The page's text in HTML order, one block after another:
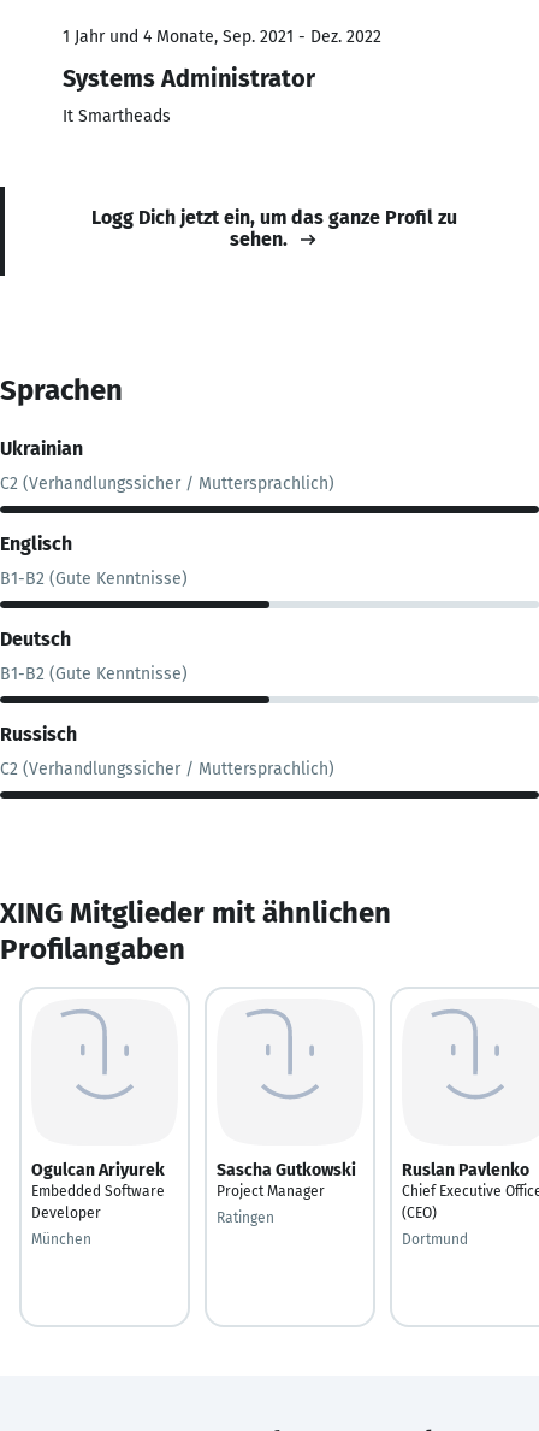
1 Jahr und 4 Monate, Sep. 2021 - Dez. 2022
Systems Administrator
It Smartheads
Logg Dich jetzt ein, um das ganze Profil zu
sehen.
Sprachen
Ukrainian
C2 (Verhandlungssicher / Muttersprachlich)
Englisch
B1-B2 (Gute Kenntnisse)
Deutsch
B1-B2 (Gute Kenntnisse)
Russisch
C2 (Verhandlungssicher / Muttersprachlich)
XING Mitglieder mit ähnlichen
Profilangaben
Ogulcan Ariyurek
Embedded Software
Developer
München
Sascha Gutkowski
Project Manager
Ratingen
Ruslan Pavlenko
Chief Executive
(CEO)
Dortmund